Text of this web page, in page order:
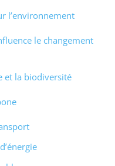
l’environnement
le changement
et la biodiversité